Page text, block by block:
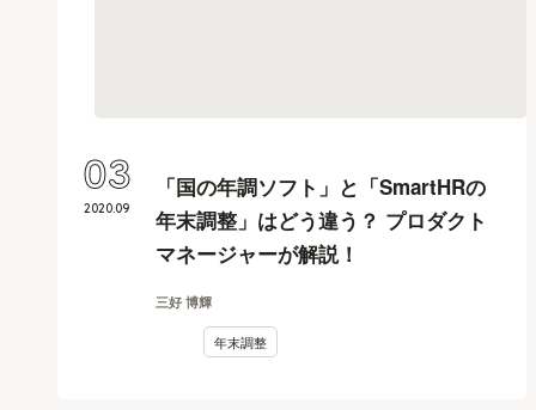
「国の年調ソフト」と「SmartHRの
年末調整」はどう違う？ プロダクト
マネージャーが解説！
三好 博輝
年末調整
2020.09
03